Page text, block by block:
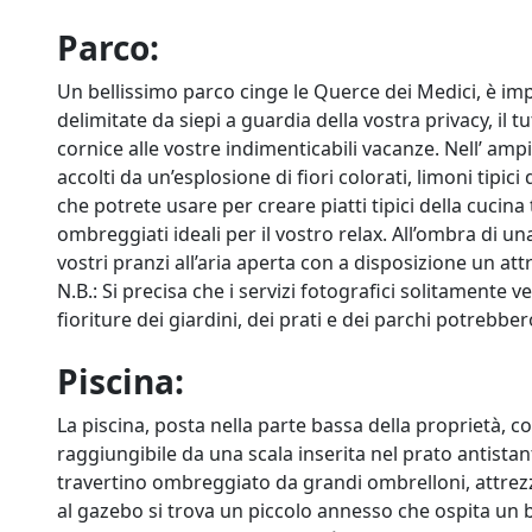
Parco:
Un bellissimo parco cinge le Querce dei Medici, è
delimitate da siepi a guardia della vostra privacy, il
cornice alle vostre indimenticabili vacanze. Nell’
accolti da un’esplosione di fiori colorati, limoni
che potrete usare per creare piatti tipici della
ombreggiati ideali per il vostro relax. All’ombra di
vostri pranzi all’aria aperta con a disposizione un
N.B.: Si precisa che i servizi fotografici solitamente
fioriture dei giardini, dei prati e dei parchi
Piscina:
La piscina, posta nella parte bassa della proprietà,
raggiungibile da una scala inserita nel prato
travertino ombreggiato da grandi ombrelloni,
al gazebo si trova un piccolo annesso che ospita